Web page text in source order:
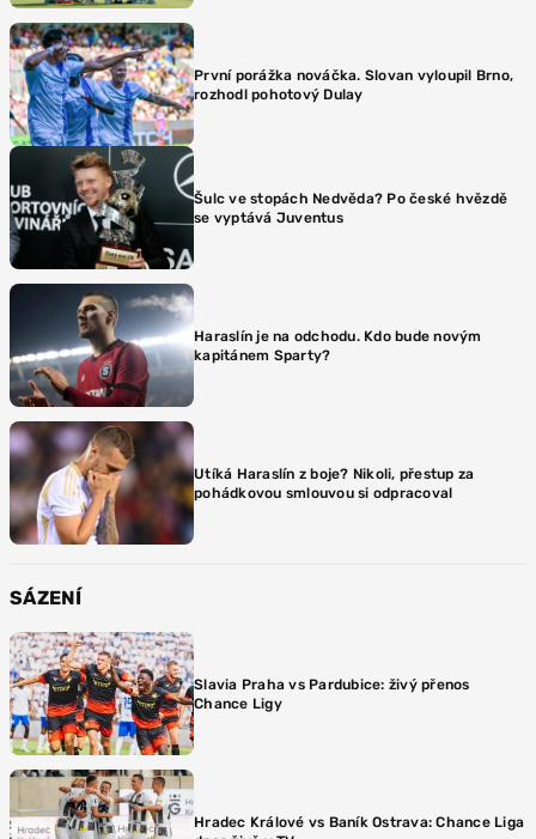
První porážka nováčka. Slovan vyloupil Brno,
rozhodl pohotový Dulay
Šulc ve stopách Nedvěda? Po české hvězdě
se vyptává Juventus
Haraslín je na odchodu. Kdo bude novým
kapitánem Sparty?
Utíká Haraslín z boje? Nikoli, přestup za
pohádkovou smlouvou si odpracoval
SÁZENÍ
Slavia Praha vs Pardubice: živý přenos
Chance Ligy
Hradec Králové vs Baník Ostrava: Chance Liga